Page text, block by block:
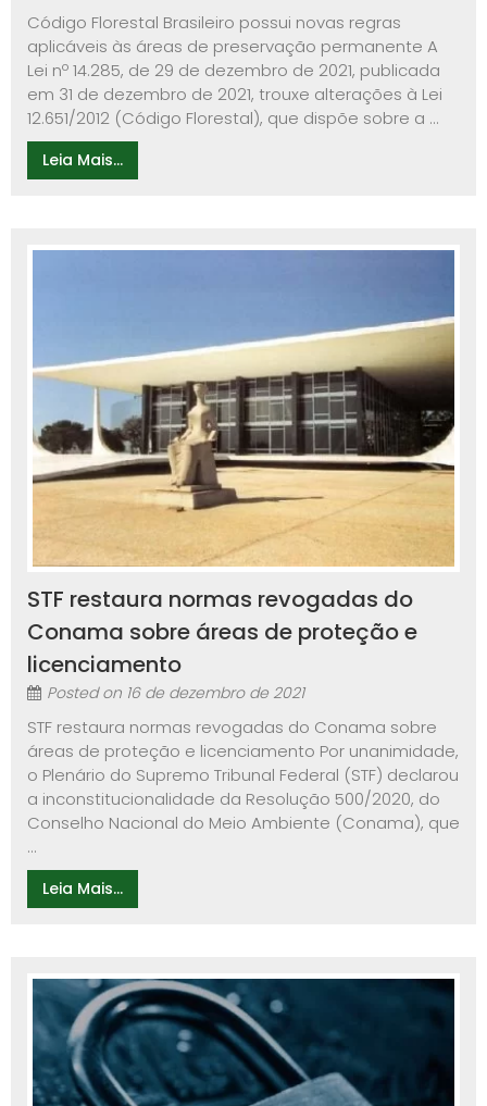
Código Florestal Brasileiro possui novas regras
aplicáveis às áreas de preservação permanente A
Lei nº 14.285, de 29 de dezembro de 2021, publicada
em 31 de dezembro de 2021, trouxe alterações à Lei
12.651/2012 (Código Florestal), que dispõe sobre a ...
Leia Mais...
STF restaura normas revogadas do
Conama sobre áreas de proteção e
licenciamento
Posted on 16 de dezembro de 2021
STF restaura normas revogadas do Conama sobre
áreas de proteção e licenciamento Por unanimidade,
o Plenário do Supremo Tribunal Federal (STF) declarou
a inconstitucionalidade da Resolução 500/2020, do
Conselho Nacional do Meio Ambiente (Conama), que
...
Leia Mais...